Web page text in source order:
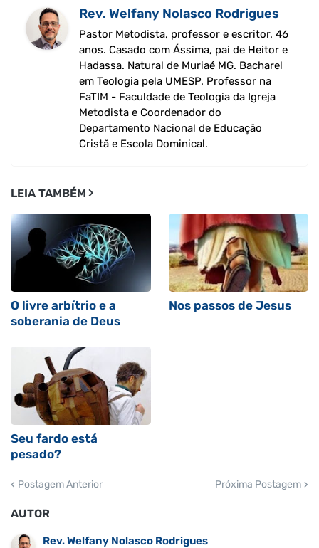
Rev. Welfany Nolasco Rodrigues
Pastor Metodista, professor e escritor. 46
anos. Casado com Ássima, pai de Heitor e
Hadassa. Natural de Muriaé MG. Bacharel
em Teologia pela UMESP. Professor na
FaTIM - Faculdade de Teologia da Igreja
Metodista e Coordenador do
Departamento Nacional de Educação
Cristã e Escola Dominical.
LEIA TAMBÉM
O livre arbítrio e a
soberania de Deus
Nos passos de Jesus
Seu fardo está
pesado?
Postagem Anterior Próxima Postagem
AUTOR
Rev. Welfany Nolasco Rodrigues